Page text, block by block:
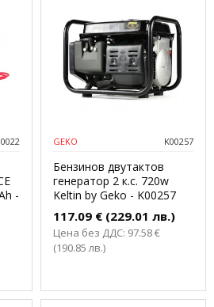
-
GEKO K00257
Бензинов двутактов
генератор 2 к.с. 720w
Keltin by Geko - K00257
117.09 € (229.01 лв.)
Цена без ДДС: 97.58 €
(190.85 лв.)